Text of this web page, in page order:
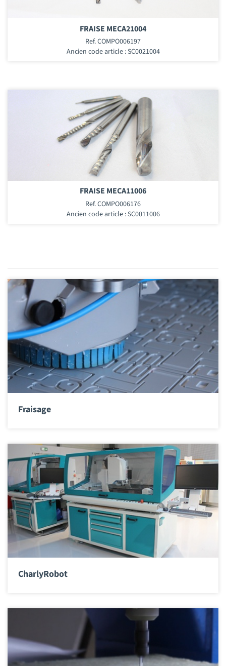
FRAISE MECA21004
Ref. COMPO006197
Ancien code article : SC0021004
FRAISE MECA11006
Ref. COMPO006176
Ancien code article : SC0011006
Fraisage
CharlyRobot